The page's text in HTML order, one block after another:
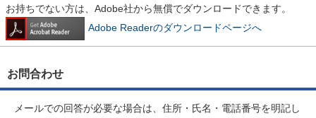
お持ちでない方は、Adobe社から無償でダウンロードできます。
Adobe Readerのダウンロードページへ
お問合わせ
メールでの回答が必要な場合は、住所・氏名・電話番号を明記し